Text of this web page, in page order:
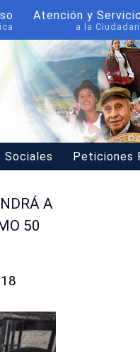
Atención y
a la
Sociales Peticiones
A
50